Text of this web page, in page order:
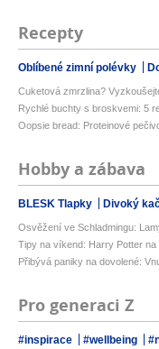
Recepty
Oblíbené zimní polévky
Cuketová zmrzlina?
Rychlé buchty s broskvemi: 5
Oopsie bread: Proteinové
Hobby a zábava
BLESK Tlapky Divoký
Osvěžení ve Schladmingu:
Tipy na víkend: Harry Potter
Přibývá paniky na dovolené:
Pro generaci Z
#inspirace #wellbeing